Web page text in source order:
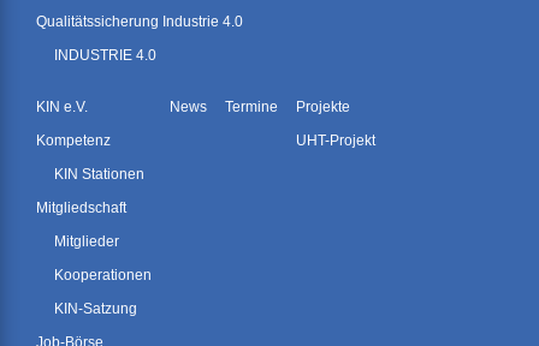
Qualitätssicherung Industrie 4.0
INDUSTRIE 4.0
KIN e.V.
Kompetenz
KIN Stationen
Mitgliedschaft
Mitglieder
Kooperationen
KIN-Satzung
Job-Börse
News Termine
Projekte
UHT-Projekt